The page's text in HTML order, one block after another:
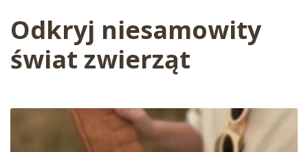
Odkryj niesamowity
świat zwierząt